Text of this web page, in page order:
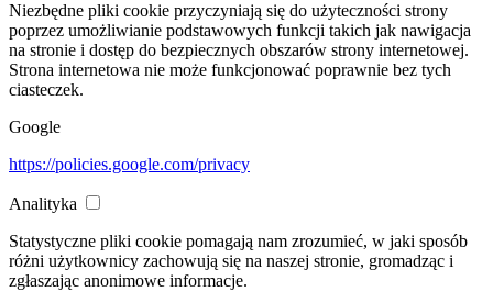
Niezbędne pliki cookie przyczyniają się do użyteczności strony
poprzez umożliwianie podstawowych funkcji takich jak nawigacja
na stronie i dostęp do bezpiecznych obszarów strony internetowej.
Strona internetowa nie może funkcjonować poprawnie bez tych
ciasteczek.
Google
https://policies.google.com/privacy
Analityka
Statystyczne pliki cookie pomagają nam zrozumieć, w jaki sposób
różni użytkownicy zachowują się na naszej stronie, gromadząc i
zgłaszając anonimowe informacje.